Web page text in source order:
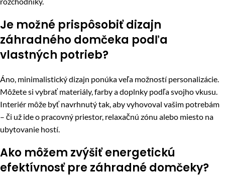
Je možné prispôsobiť dizajn
záhradného domčeka podľa
vlastných potrieb?
Áno, minimalistický dizajn ponúka veľa možností personalizácie.
Môžete si vybrať materiály, farby a doplnky podľa svojho vkusu.
Interiér môže byť navrhnutý tak, aby vyhovoval vašim potrebám
– či už ide o pracovný priestor, relaxačnú zónu alebo miesto na
ubytovanie hostí.
Ako môžem zvýšiť energetickú
efektívnosť pre záhradné domčeky?